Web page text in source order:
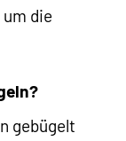
die
gebügelt